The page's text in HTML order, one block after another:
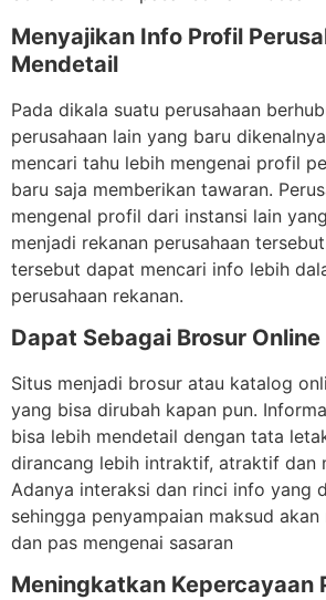
Menyajikan Info Profil
Mendetail
Pada dikala suatu perusahaan
perusahaan lain yang baru
mencari tahu lebih mengenai profil
baru saja memberikan tawaran.
mengenal profil dari instansi lain
menjadi rekanan perusahaan
tersebut dapat mencari info lebih
perusahaan rekanan.
Dapat Sebagai Brosur
Situs menjadi brosur atau katalog
yang bisa dirubah kapan pun.
bisa lebih mendetail dengan tata
dirancang lebih intraktif, atraktif dan
Adanya interaksi dan rinci info yang
sehingga penyampaian maksud
dan pas mengenai sasaran
Meningkatkan Kepercayaan